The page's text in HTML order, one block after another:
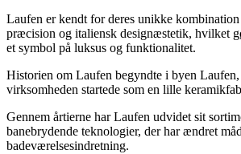
Laufen er kendt for deres unikke
præcision og italiensk designæstetik, hvilket
et symbol på luksus og funktionalitet.
Historien om Laufen begyndte i byen
virksomheden startede som en lille
Gennem årtierne har Laufen udvidet sit
banebrydende teknologier, der har ændret
badeværelsesindretning.